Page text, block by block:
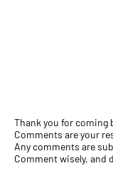
Thank you for coming
Comments are your
Any comments are
Comment wisely,